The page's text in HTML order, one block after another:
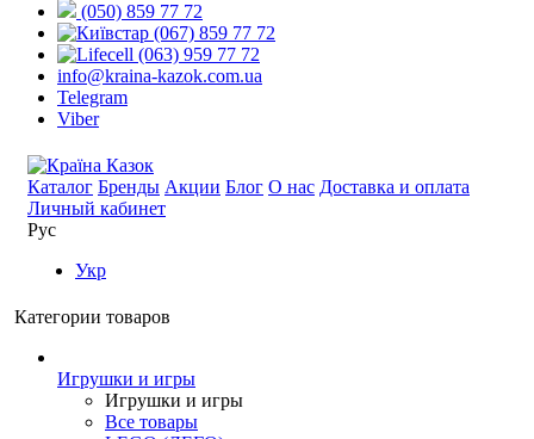
(050) 859 77 72
(067) 859 77 72
(063) 959 77 72
info@kraina-kazok.com.ua
Telegram
Viber
Каталог Бренды Акции Блог О нас Доставка и оплата
Личный кабинет
Рус
Укр
Категории товаров
Игрушки и игры
Игрушки и игры
Все товары